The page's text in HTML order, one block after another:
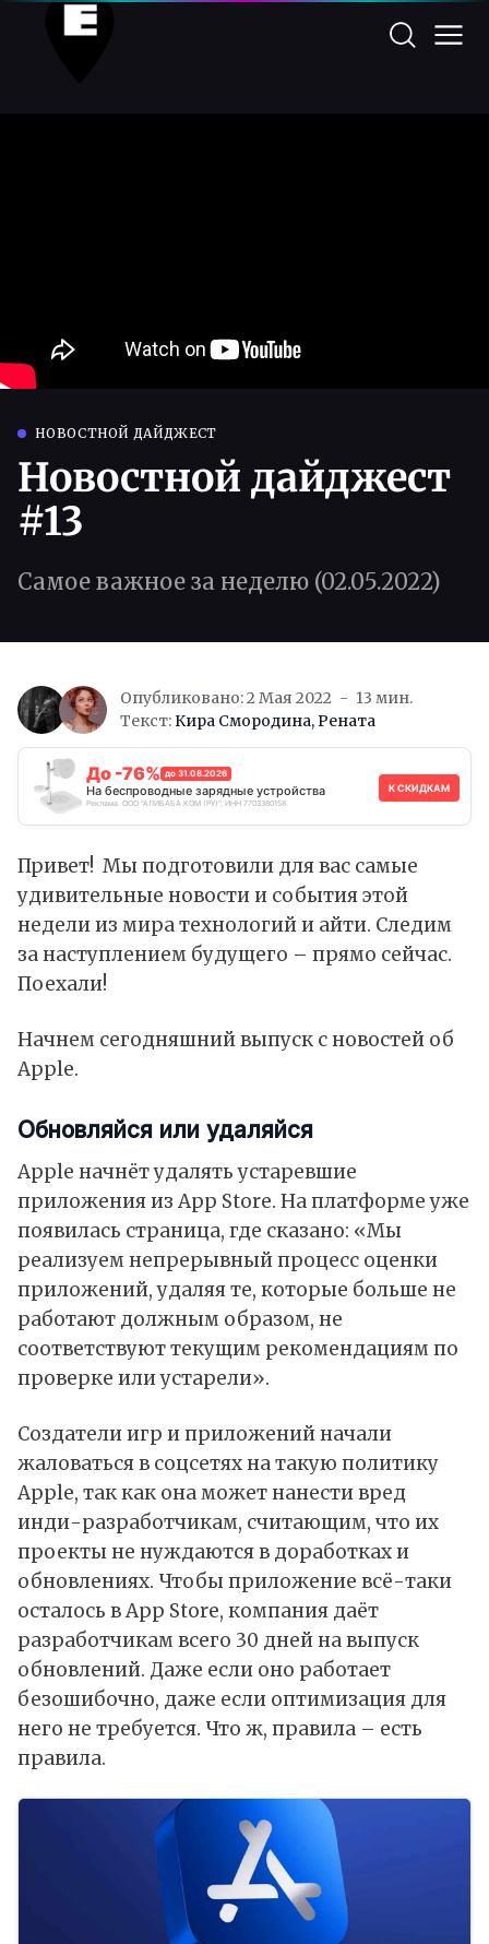
НОВОСТНОЙ ДАЙДЖЕСТ
Новостной дайджест
#13
Самое важное за неделю (02.05.2022)
Опубликовано: 2 Мая 2022
13 мин.
Текст: Кира Смородина,Рената
До -76% до 31.08.2026
На беспроводные зарядные устройства
Реклама. ООО "АЛИБАБА.КОМ (РУ)", ИНН 7703380158
К СКИДКАМ
Привет! Мы подготовили для вас самые
удивительные новости и события этой
недели из мира технологий и айти. Следим
за наступлением будущего – прямо сейчас.
Поехали!
Начнем сегодняшний выпуск с новостей об
Apple.
Обновляйся или удаляйся
Apple начнёт удалять устаревшие
приложения из App Store. На платформе уже
появилась страница, где сказано: «Мы
реализуем непрерывный процесс оценки
приложений, удаляя те, которые больше не
работают должным образом, не
соответствуют текущим рекомендациям по
проверке или устарели».
Создатели игр и приложений начали
жаловаться в соцсетях на такую политику
Apple, так как она может нанести вред
инди-разработчикам, считающим, что их
проекты не нуждаются в доработках и
обновлениях. Чтобы приложение всё-таки
осталось в App Store, компания даёт
разработчикам всего 30 дней на выпуск
обновлений. Даже если оно работает
безошибочно, даже если оптимизация для
него не требуется. Что ж, правила – есть
правила.